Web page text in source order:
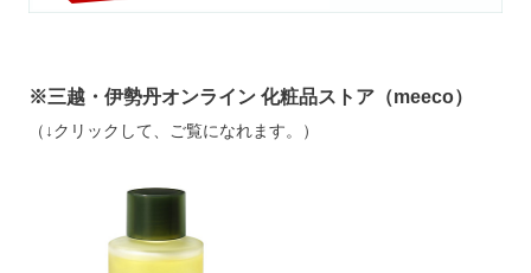
※三越・伊勢丹オンライン 化粧品ストア（meeco）
（↓クリックして、ご覧になれます。）